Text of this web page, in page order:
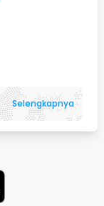
Selengkapnya